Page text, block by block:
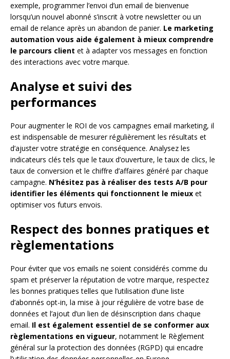
exemple, programmer l’envoi d’un email de bienvenue
lorsqu’un nouvel abonné s’inscrit à votre newsletter ou un
email de relance après un abandon de panier. Le marketing
automation vous aide également à mieux comprendre
le parcours client et à adapter vos messages en fonction
des interactions avec votre marque.
Analyse et suivi des
performances
Pour augmenter le ROI de vos campagnes email marketing, il
est indispensable de mesurer régulièrement les résultats et
d’ajuster votre stratégie en conséquence. Analysez les
indicateurs clés tels que le taux d’ouverture, le taux de clics, le
taux de conversion et le chiffre d’affaires généré par chaque
campagne. N’hésitez pas à réaliser des tests A/B pour
identifier les éléments qui fonctionnent le mieux et
optimiser vos futurs envois.
Respect des bonnes pratiques et
règlementations
Pour éviter que vos emails ne soient considérés comme du
spam et préserver la réputation de votre marque, respectez
les bonnes pratiques telles que l’utilisation d’une liste
d’abonnés opt-in, la mise à jour régulière de votre base de
données et l’ajout d’un lien de désinscription dans chaque
email. Il est également essentiel de se conformer aux
règlementations en vigueur, notamment le Règlement
général sur la protection des données (RGPD) qui encadre